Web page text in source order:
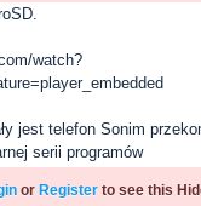
watch?
jest telefon Sonim
serii programów
or Registerto see this